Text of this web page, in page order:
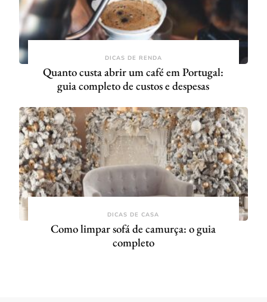
DICAS DE RENDA
Quanto custa abrir um café em Portugal:
guia completo de custos e despesas
DICAS DE CASA
Como limpar sofá de camurça: o guia
completo